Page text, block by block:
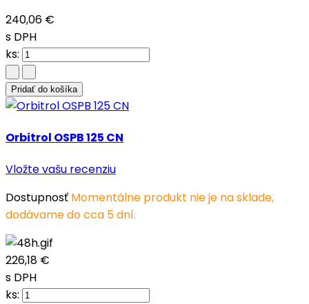
240,06 €
s DPH
ks:
Pridať do košíka
Orbitrol OSPB 125 CN
Vložte vašu recenziu
Dostupnosť Momentálne produkt nie je na sklade,
dodávame do cca 5 dní.
226,18 €
s DPH
ks: